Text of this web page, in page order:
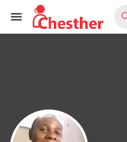
Entdecken Blogs